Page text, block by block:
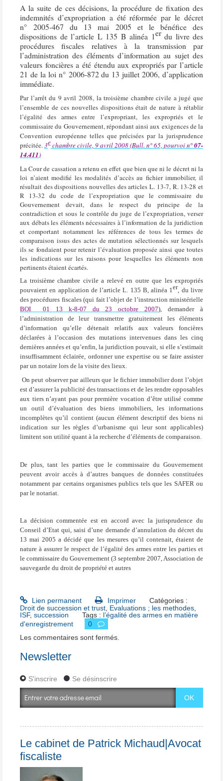
A la suite de ces décisions, la procédure de fixation des
indemnités d’expropriation a été réformée par le décret
n° 2005-467 du 13 mai 2005 et le bénéfice des
dispositions de l’article L 135 B alinéa 1erdu livre des
procédures fiscales relatives à la transmission par
l’administration des éléments d’information au sujet des
valeurs foncières a été étendu aux expropriés par l’article
21 de la loi n° 2006-872 du 13 juillet 2006, d’application
immédiate.
Par l’arrêt du 9 avril 2008, la troisième chambre civile a jugé que
l’ensemble de ces nouvelles dispositions était de nature à rétablir
l’égalité des armes entre l’expropriant, les expropriés et le
commissaire du Gouvernement, répondant ainsi aux exigences de la
Convention européenne telles que précisées par la jurisprudence
précitée.3echambre civile, 9 avril 2008 (Bull. n° 65, pourvoi n° 07-
14.411)
La Cour de cassation a retenu en effet que bien que ni le décret ni la
loi n’aient modifié les modalités d’accès au fichier immobilier, il
résultait des dispositions nouvelles des articles L. 13-7, R. 13-28 et
R 13-32 du code de l’expropriation que le commissaire du
Gouvernement devait, dans le respect du principe de la
contradiction et sous le contrôle du juge de l’expropriation, verser
aux débats les éléments nécessaires à l’information de la juridiction
et comportant notamment les références de tous les termes de
comparaison issus des actes de mutation sélectionnés sur lesquels
ils se fondaient pour retenir l’évaluation proposée ainsi que toutes
les indications sur les raisons pour lesquelles les éléments non
pertinents étaient écartés.
La troisième chambre civile a relevé en outre que les expropriés
pouvaient en application de l’article L. 135 B, alinéa 1er, du livre
des procédures fiscales (qui fait l’objet de l’instruction ministérielle
BOI
01 13 k-8-07 du 23 octobre 2007), demander à
l’administration de leur transmettre gratuitement les éléments
d’information qu’elle détenait relatifs aux valeurs foncières
déclarées à l’occasion des mutations intervenues dans les cinq
dernières années et qu’enfin, la juridiction pouvait, si elle s’estimait
insuffisamment éclairée, ordonner une expertise ou se faire assister
par un notaire lors de la visite des lieux.
On peut observer par ailleurs que le fichier immobilier dont l’objet
est d’assurer la publicité des transactions et de les rendre opposables
aux tiers n’ayant pas pour première vocation d’être utilisé comme
un outil d’évaluation des biens immobiliers, les informations
incomplètes qu’il contient (aucun élément descriptif des biens ni
indication sur les règles d’urbanisme qui leur sont applicables)
limitent son utilité quant à la recherche d’éléments de comparaison.
De plus, tant les parties que le commissaire du Gouvernement
peuvent avoir accès à d’autres banques de données constituées
notamment par certains organismes publics tels que les SAFER ou
par le notariat.
La décision commentée est en accord avec la jurisprudence du
Conseil d’Etat qui, saisi d’une demande d’annulation du décret du
13 mai 2005 a décidé que les mesures qu’il contenait, étaient de
nature à assurer le respect de l’égalité des armes entre les parties et
le commissaire du Gouvernement (3 septembre 2007, Association de
sauvegarde du droit de propriété et autres
Lien permanent Imprimer
Catégories :
Droit de succession et trust Evaluations ; les methodes
ISF, succession Tags : l’égalité des armes en matière
d'enregistrement
0
Les commentaires sont fermés.
Newsletter
S'inscrire Se désinscrire
Le cabinet de Patrick Michaud|Avocat
fiscaliste